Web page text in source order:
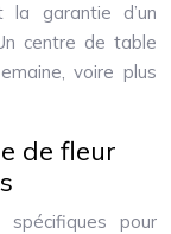
la garantie d’un
centre de table
voire plus
de fleur
pour